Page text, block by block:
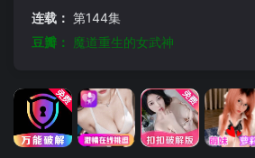
连载： 第144集
豆瓣： 魔道重生的女武神